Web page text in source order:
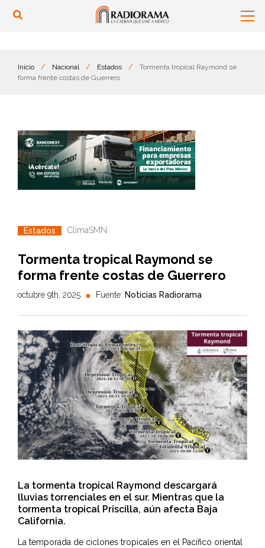
Inicio / Nacional / Estados /
Tormenta tropical Raymond se
forma frente costas de Guerrero
Estados ClimaSMN
Tormenta tropical Raymond se
forma frente costas de Guerrero
octubre 9th, 2025 Fuente: Noticias Radiorama
La tormenta tropical Raymond descargará
lluvias torrenciales en el sur. Mientras que la
tormenta tropical Priscilla, aún afecta Baja
California.
La temporada de ciclones tropicales en el Pacífico oriental